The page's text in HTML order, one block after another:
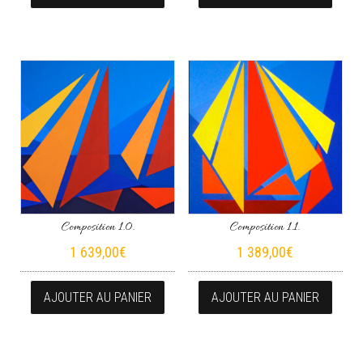
Composition 1.0.
1 639,00€
AJOUTER AU PANIER
Composition 1.1.
1 389,00€
AJOUTER AU PANIER